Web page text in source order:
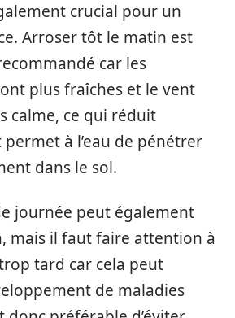
crucial pour un
Arroser tôt le matin est
car les
plus fraîches et le vent
calme, ce qui réduit
permet à l’eau de pénétrer
dans le sol.
journée peut également
mais il faut faire attention à
tard car cela peut
de maladies